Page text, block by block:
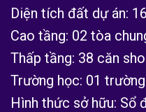
Diện tích đất dự án:
Cao tầng: 02 tòa
Thấp tầng: 38 căn
Trường học: 01
Hình thức sở hữu: Sổ